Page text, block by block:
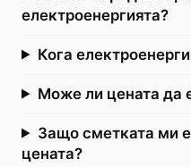
електроенергията?
Кога
Може ли цената да
Защо сметката ми
цената?